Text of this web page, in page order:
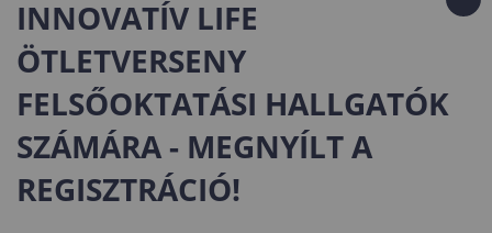
INNOVATÍV LIFE
ÖTLETVERSENY
FELSŐOKTATÁSI HALLGATÓK
SZÁMÁRA - MEGNYÍLT A
REGISZTRÁCIÓ!